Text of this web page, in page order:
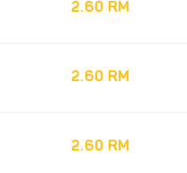
2.60 RM
2.60 RM
2.60 RM